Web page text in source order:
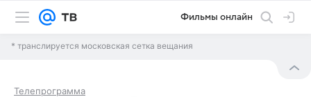
Фильмы онлайн
* транслируется московская сетка вещания
Телепрограмма